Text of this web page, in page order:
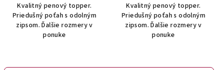
Kvalitný penový topper.
Priedušný poťah s odolným
zipsom. Ďalšie rozmery v
ponuke
Kvalitný penový topper.
Priedušný poťah s odolným
zipsom. Ďalšie rozmery v
ponuke